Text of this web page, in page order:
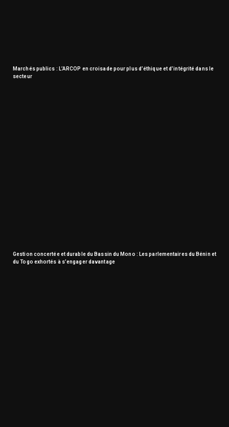
Marchés publics : L’ARCOP en croisade pour plus d’éthique et d’intégrité dans le
secteur
Gestion concertée et durable du Bassin du Mono : Les parlementaires du Bénin et
du Togo exhortés à s’engager davantage